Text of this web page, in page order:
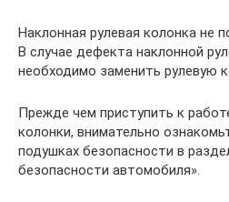
Наклонная рулевая колонка не
В случае дефекта наклонной
необходимо заменить рулевую
Прежде чем приступить к
колонки, внимательно
подушках безопасности в
безопасности автомобиля».